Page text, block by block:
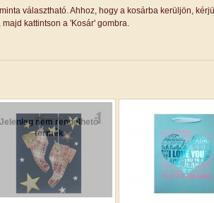
választható. Ahhoz, hogy a kosárba kerüljön,
kattintson a 'Kosár' gombra.
Jelenleg nem rendelhető
termék